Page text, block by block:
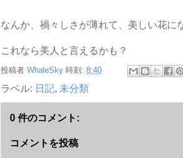
なんか、禍々しさが薄れて、美しい花に
これなら美人と言えるかも？
投稿者 WhaleSky 時刻: 8:40
ラベル: 日記, 未分類
0 件のコメント:
コメントを投稿